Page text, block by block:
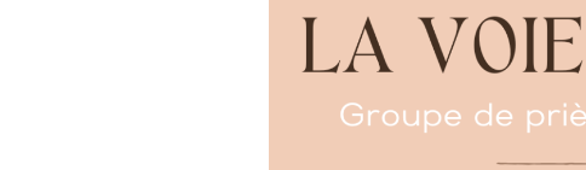
Divin. Nous cultiverons avec elle
grâce comme miracle quotidien
Chaque espace est préparé
préparation, les investissements